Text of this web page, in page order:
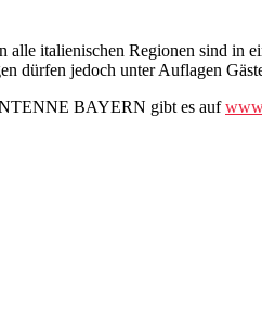
italienischen Regionen sind in
dürfen jedoch unter Auflagen
BAYERN gibt es auf